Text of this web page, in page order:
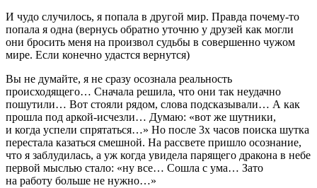
И чудо случилось, я попала в другой мир. Правда почему-то
попала я одна (вернусь обратно уточню у друзей как могли
они бросить меня на произвол судьбы в совершенно чужом
мире. Если конечно удастся вернутся)
Вы не думайте, я не сразу осознала реальность
происходящего… Сначала решила, что они так неудачно
пошутили… Вот стояли рядом, слова подсказывали… А как
прошла под аркой-исчезли… Думаю: «вот же шутники,
и когда успели спрятаться…» Но после 3х часов поиска шутка
перестала казаться смешной. На рассвете пришло осознание,
что я заблудилась, а уж когда увидела парящего дракона в небе
первой мыслью стало: «ну все… Сошла с ума… Зато
на работу больше не нужно…»